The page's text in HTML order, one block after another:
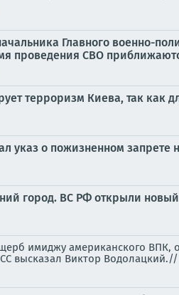
Главного военно-
проведения СВО
терроризм Киева, так как
указ о пожизненном
город. ВС РФ открыли
имиджу американского ВПК,
высказал Виктор Водолацкий.//